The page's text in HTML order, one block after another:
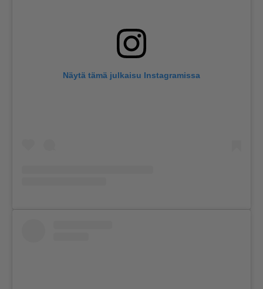
Näytä tämä julkaisu Instagramissa